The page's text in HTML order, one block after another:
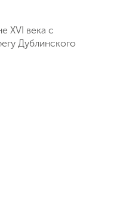
XVI века с
Дублинского